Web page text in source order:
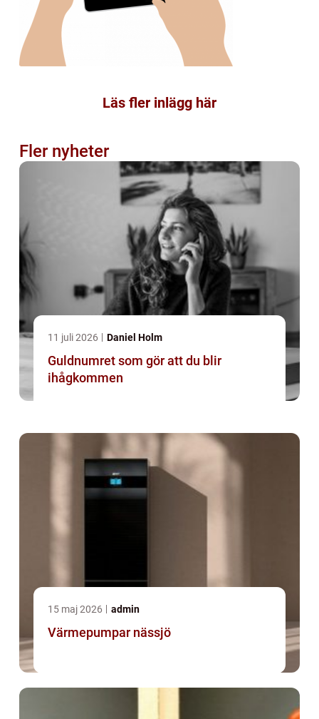
Läs fler inlägg här
Fler nyheter
11 juli 2026 Daniel Holm
Guldnumret som gör att du blir
ihågkommen
15 maj 2026 admin
Värmepumpar nässjö